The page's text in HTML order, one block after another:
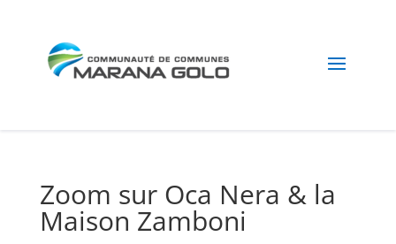
Zoom sur Oca Nera & la
Maison Zamboni